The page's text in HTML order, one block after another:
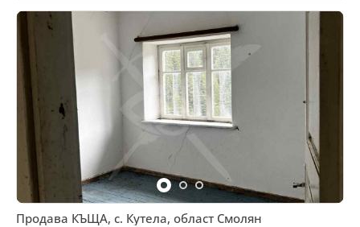
Продава КЪЩА, с. Кутела, област Смолян